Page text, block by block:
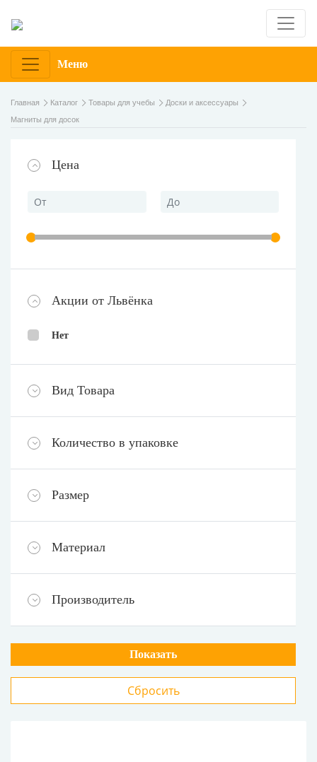
Меню
Главная Каталог Товары для учебы
Доски и аксессуары
Магниты для досок
Цена
Акции от Львёнка
Нет
Вид Товара
Количество в упаковке
Размер
Материал
Производитель